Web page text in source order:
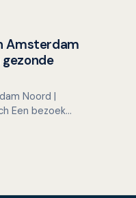
Amsterdam
Noord |
Een bezoek